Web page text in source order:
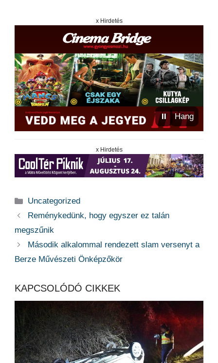
x Hirdetés
⏸ Hang
x Hirdetés
Kategória
Uncategorized
Reménykedünk, hogy egyszer ez talán
megszűnik
Második alkalommal rendezett slam versenyt a
Berze Művészeti Önképzőkör
KAPCSOLÓDÓ CIKKEK